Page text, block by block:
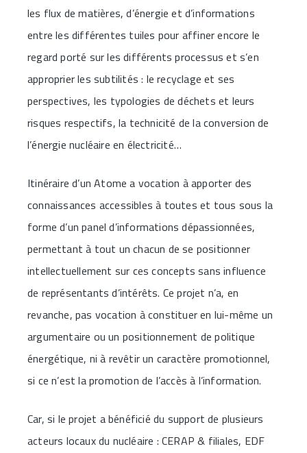
les flux de matières, d’énergie et d’informations
entre les différentes tuiles pour affiner encore le
regard porté sur les différents processus et s’en
approprier les subtilités : le recyclage et ses
perspectives, les typologies de déchets et leurs
risques respectifs, la technicité de la conversion de
l’énergie nucléaire en électricité…
Itinéraire d’un Atome a vocation à apporter des
connaissances accessibles à toutes et tous sous la
forme d’un panel d’informations dépassionnées,
permettant à tout un chacun de se positionner
intellectuellement sur ces concepts sans influence
de représentants d’intérêts. Ce projet n’a, en
revanche, pas vocation à constituer en lui-même un
argumentaire ou un positionnement de politique
énergétique, ni à revêtir un caractère promotionnel,
si ce n’est la promotion de l’accès à l’information.
Car, si le projet a bénéficié du support de plusieurs
acteurs locaux du nucléaire : CERAP & filiales, EDF